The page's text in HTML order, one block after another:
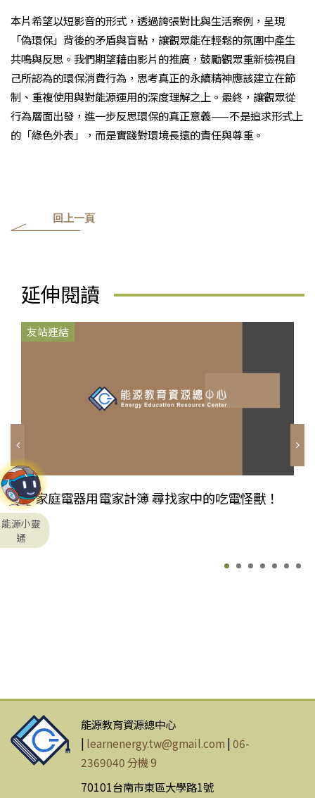
本片希望以短影音的形式，透過誇張對比與生活案例，呈現
「偽環保」背後的矛盾與盲點，讓觀眾能在輕鬆的氛圍中產生
共鳴與反思。我們期望藉由影片的推廣，鼓勵觀眾重新檢視自
己所認為的環保消費行為，思考真正的永續精神應該建立在節
制、重複使用與對能源運用的深度理解之上。最終，讓觀眾從
行為層面出發，進一步反思環保的真正意義——不是追求形式上
的「綠色外表」，而是實踐對環境長遠的責任與尊重。
回上一頁
延伸閱讀
友站連結
家庭電器用電家計簿 尋找家中的吃電怪獸！
能源小靈
通
能源教育資源總中心
| learnenergy.tw@gmail.com |06-
2369040 分機 9
70101台南市東區大學路1號